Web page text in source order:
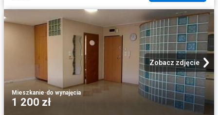
Zobacz zdjęcie
Mieszkanie·do wynajęcia
1 200 zł